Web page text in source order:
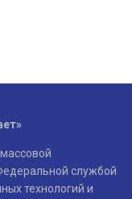
службой
технологий и